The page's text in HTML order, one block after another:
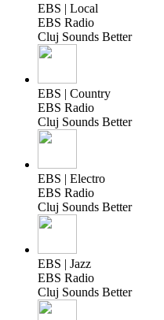
EBS | Local
EBS Radio
Cluj Sounds Better
EBS | Country
EBS Radio
Cluj Sounds Better
EBS | Electro
EBS Radio
Cluj Sounds Better
EBS | Jazz
EBS Radio
Cluj Sounds Better